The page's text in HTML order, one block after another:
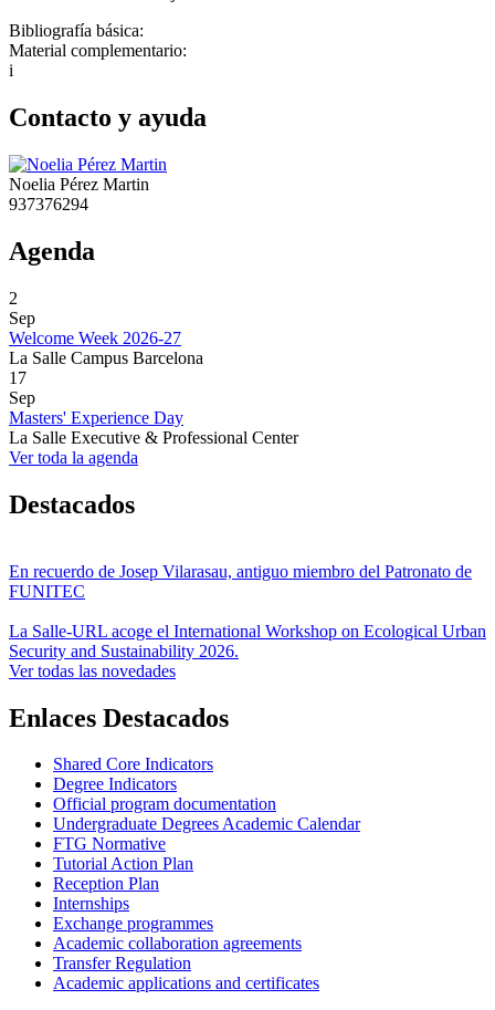
Bibliografía básica:
Material complementario:
i
Contacto y ayuda
Noelia Pérez Martin
937376294
Agenda
2
Sep
Welcome Week 2026-27
La Salle Campus Barcelona
17
Sep
Masters' Experience Day
La Salle Executive & Professional Center
Ver toda la agenda
Destacados
En recuerdo de Josep Vilarasau, antiguo miembro del Patronato de
FUNITEC
La Salle-URL acoge el International Workshop on Ecological Urban
Security and Sustainability 2026.
Ver todas las novedades
Enlaces Destacados
Shared Core Indicators
Degree Indicators
Official program documentation
Undergraduate Degrees Academic Calendar
FTG Normative
Tutorial Action Plan
Reception Plan
Internships
Exchange programmes
Academic collaboration agreements
Transfer Regulation
Academic applications and certificates